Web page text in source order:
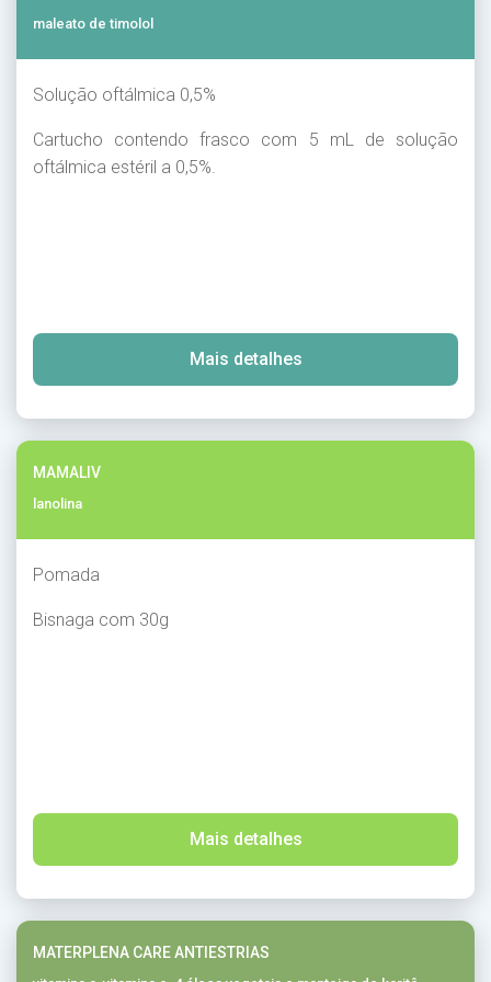
maleato de timolol
Solução oftálmica 0,5%
Cartucho contendo frasco com 5 mL de solução
oftálmica estéril a 0,5%.
Mais detalhes
MAMALIV
lanolina
Pomada
Bisnaga com 30g
Mais detalhes
MATERPLENA CARE ANTIESTRIAS